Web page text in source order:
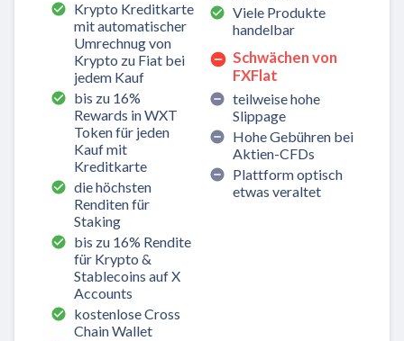
Krypto Kreditkarte
mit automatischer
Umrechnug von
Krypto zu Fiat bei
jedem Kauf
bis zu 16%
Rewards in WXT
Token für jeden
Kauf mit
Kreditkarte
die höchsten
Renditen für
Staking
bis zu 16% Rendite
für Krypto &
Stablecoins auf X
Accounts
kostenlose Cross
Chain Wallet
Viele Produkte
handelbar
Schwächen von
FXFlat
teilweise hohe
Slippage
Hohe Gebühren bei
Aktien-CFDs
Plattform optisch
etwas veraltet